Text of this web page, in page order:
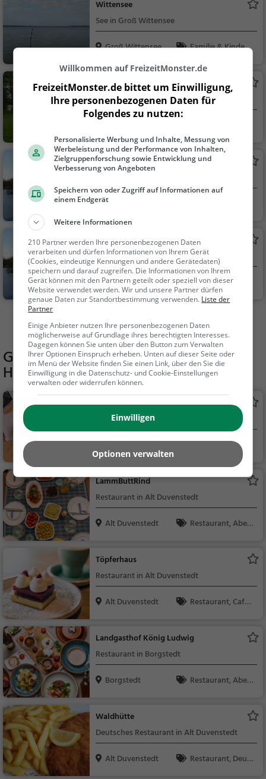
Wittensee
See in Groß Wittensee
Groß Wittensee
Familie & Kinder,
Badestrand Dörpsee
Strand in Schülldorf
Natur
Rendsburger Stadtsee
Rendsburg
Stadtpark
Park in Rendsburg (Altstadt)
Rendsburg
Familie & Kinder,
Natur
Mehr Aktivitäten in Hütten finden
Gaststätten in der Nähe vonMinigolf
Hütten
FLOHRS
Bistro in Hütten
Hütten
Restaurant, Bar, C
afé, Bistro, Snacks / G
etränke, Bier, Wein, K
affee / Kuchen, Frühs
tück, Gebäck / Teigw
LammButtRind
Restaurant in Alt Duvenstedt
Alt Duvenstedt
Restaurant, Aben
Töpferhaus
Restaurant in Alt Duvenstedt
Alt Duvenstedt
Restaurant, Café,
n, Frühstück, Gebäck
/ Teigwaren
Landgasthof König Ludwig
Restaurant in Borgstedt
Borgstedt
Restaurant, Aben
Waldhütte
Deutsches Restaurant in Alt Duvenstedt
Alt Duvenstedt
Restaurant, Deuts
Willkommen auf FreizeitMonster.de
FreizeitMonster.de bittet um Einwilligung,
Ihre personenbezogenen Daten für
Folgendes zu nutzen:
Personalisierte Werbung und Inhalte, Messung von
Werbeleistung und der Performance von Inhalten,
Zielgruppenforschung sowie Entwicklung und
Verbesserung von Angeboten
Speichern von oder Zugriff auf Informationen auf
einem Endgerät
Weitere Informationen
210 Partner werden Ihre personenbezogenen Daten
verarbeiten und dürfen Informationen von Ihrem Gerät
(Cookies, eindeutige Kennungen und andere Gerätedaten)
speichern und darauf zugreifen. Die Informationen von Ihrem
Gerät können mit den Partnern geteilt oder speziell von dieser
Website verwendet werden. Wir und unsere Partner dürfen
genaue Daten zur Standortbestimmung verwenden. Liste der
Partner
Einige Anbieter nutzen Ihre personenbezogenen Daten
möglicherweise auf Grundlage ihres berechtigten Interesses.
Dagegen können Sie unten über den Button zum Verwalten
Ihrer Optionen Einspruch erheben. Unten auf dieser Seite oder
im Menü der Website finden Sie einen Link, über den Sie die
Einwilligung in die Datenschutz- und Cookie-Einstellungen
verwalten oder widerrufen können.
Einwilligen
Optionen verwalten